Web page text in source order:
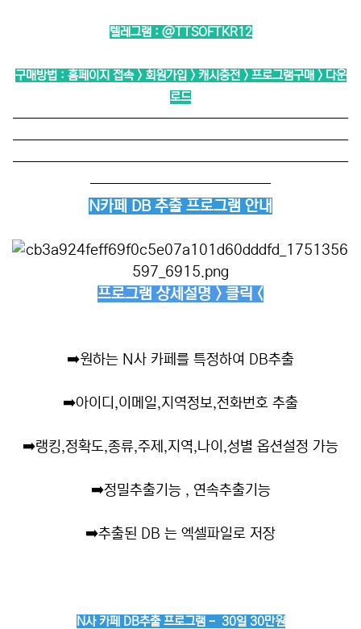
텔레그램 : @TTSOFTKR12
구매방법 : 홈페이지 접속 > 회원가입 > 캐시충전 > 프로그램구매 > 다운
로드
──────────────────────────
──────────────────────────
──────────────────────────
──────────────
N카페 DB 추출 프로그램 안내
프로그램 상세설명 > 클릭 <
➡️원하는 N사 카페를 특정하여 DB추출
➡️아이디,이메일,지역정보,전화번호 추출
➡️랭킹,정확도,종류,주제,지역,나이,성별 옵션설정 가능
➡️정밀추출기능 , 연속추출기능
➡️추출된 DB 는 엑셀파일로 저장
N사 카페 DB추출 프로그램 - 30일 30만원